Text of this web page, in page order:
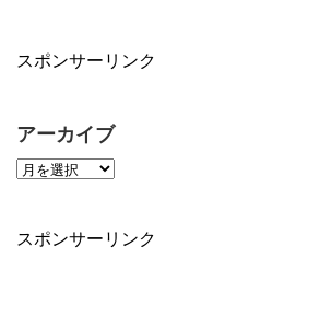
スポンサーリンク
アーカイブ
スポンサーリンク